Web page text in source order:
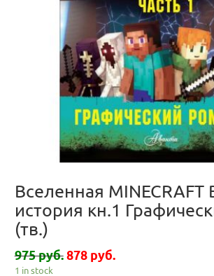
Вселенная MINECRAFT
история кн.1
(тв.)
975 руб. 878 руб.
1 in stock